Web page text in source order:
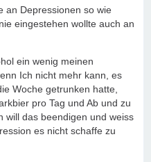
an Depressionen so wie
eingestehen wollte auch an
ein wenig meinen
Ich nicht mehr kann, es
Woche getrunken hatte,
pro Tag und Ab und zu
will das beendigen und weiss
es nicht schaffe zu